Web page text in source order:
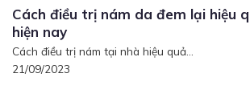
Cách điều trị nám da đem lại hiệu
hiện nay
Cách điều trị nám tại nhà hiệu quả...
21/09/2023